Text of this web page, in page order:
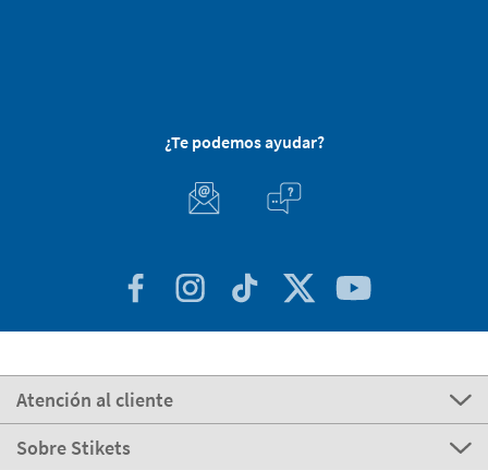
¿Te podemos ayudar?
Atención al cliente
Sobre Stikets